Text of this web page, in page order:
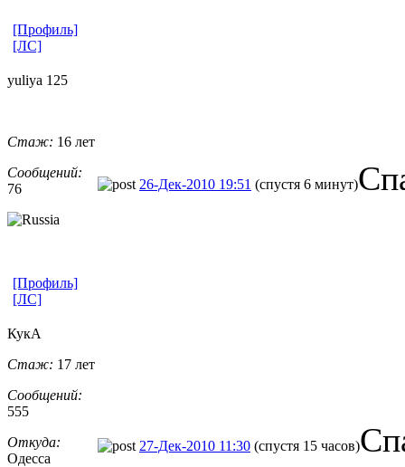
[Профиль]
[ЛС]
yuliya 125
Стаж: 16 лет
Сообщений:
76
26-Дек-2010 19:51 (спустя 6 минут)
[Профиль]
[ЛС]
КукА
Стаж: 17 лет
Сообщений:
555
Откуда:
Одесса
27-Дек-2010 11:30 (спустя 15 часов)